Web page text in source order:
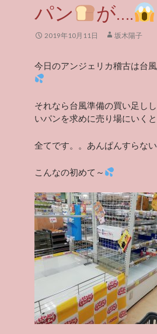
パン が….
2019年10月11日 坂木陽子
今日のアンジェリカ稽古は台
それなら台風準備の買い足し
いパンを求めに売り場にいく
全てです。。あんぱんすらない
こんなの初めて～